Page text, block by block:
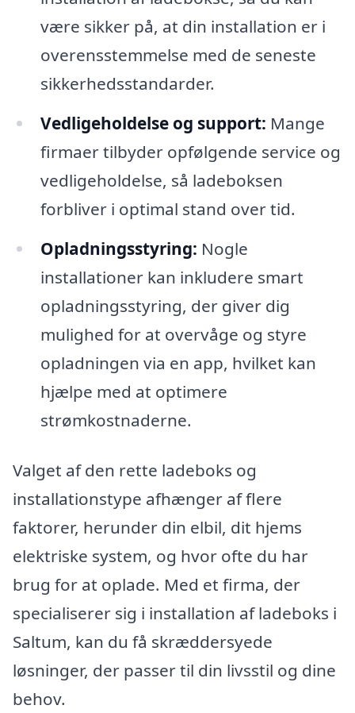
være sikker på, at din installation er i
overensstemmelse med de seneste
sikkerhedsstandarder.
Vedligeholdelse og support: Mange
firmaer tilbyder opfølgende service og
vedligeholdelse, så ladeboksen
forbliver i optimal stand over tid.
Opladningsstyring: Nogle
installationer kan inkludere smart
opladningsstyring, der giver dig
mulighed for at overvåge og styre
opladningen via en app, hvilket kan
hjælpe med at optimere
strømkostnaderne.
Valget af den rette ladeboks og
installationstype afhænger af flere
faktorer, herunder din elbil, dit hjems
elektriske system, og hvor ofte du har
brug for at oplade. Med et firma, der
specialiserer sig i installation af ladeboks i
Saltum, kan du få skræddersyede
løsninger, der passer til din livsstil og dine
behov.